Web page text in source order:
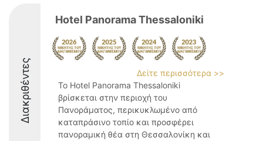
Διακριθέντες
Hotel Panorama Thessaloniki
Δείτε περισσότερα >>
Το Hotel Panorama Thessaloniki
βρίσκεται στην περιοχή του
Πανοράματος, περικυκλωμένο από
καταπράσινο τοπίο και προσφέρει
πανοραμική θέα στη Θεσσαλονίκη και